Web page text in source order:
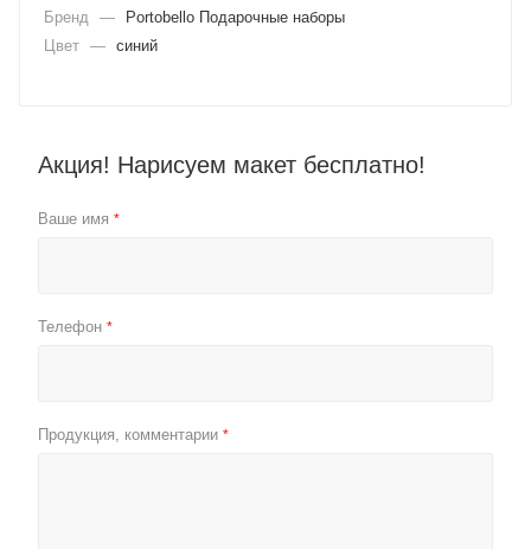
Бренд
—
Portobello Подарочные наборы
Цвет — синий
Акция! Нарисуем макет бесплатно!
Ваше имя *
Телефон *
Продукция, комментарии *